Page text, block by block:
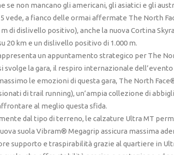
se non mancano gli americani, gli asiatici e gli
vede, a fianco delle ormai affermate The North
m di dislivello positivo), anche la nuova Cortina
20 km e un dislivello positivo di 1.000 m.
un appuntamento strategico per The
svolge la gara, il respiro internazionale
le emozioni di questa gara, The North
di trail running), un’ampia collezione di
al meglio questa sfida.
dal tipo di terreno, le calzature Ultra MT
suola Vibram® Megagrip assicura massima
supporto e traspirabilità grazie al quartiere in